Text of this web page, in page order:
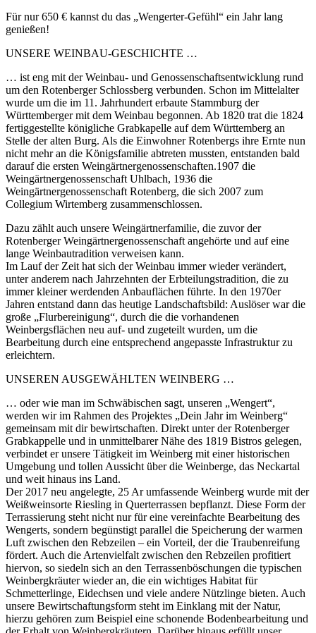
Für nur 650 € kannst du das „Wengerter-Gefühl“ ein Jahr lang
genießen!
UNSERE WEINBAU-GESCHICHTE …
… ist eng mit der Weinbau- und Genossenschaftsentwicklung rund
um den Rotenberger Schlossberg verbunden. Schon im Mittelalter
wurde um die im 11. Jahrhundert erbaute Stammburg der
Württemberger mit dem Weinbau begonnen. Ab 1820 trat die 1824
fertiggestellte königliche Grabkapelle auf dem Württemberg an
Stelle der alten Burg. Als die Einwohner Rotenbergs ihre Ernte nun
nicht mehr an die Königsfamilie abtreten mussten, entstanden bald
darauf die ersten Weingärtnergenossenschaften.1907 die
Weingärtnergenossenschaft Uhlbach, 1936 die
Weingärtnergenossenschaft Rotenberg, die sich 2007 zum
Collegium Wirtemberg zusammenschlossen.
Dazu zählt auch unsere Weingärtnerfamilie, die zuvor der
Rotenberger Weingärtnergenossenschaft angehörte und auf eine
lange Weinbautradition verweisen kann.
Im Lauf der Zeit hat sich der Weinbau immer wieder verändert,
unter anderem nach Jahrzehnten der Erbteilungstradition, die zu
immer kleiner werdenden Anbauflächen führte. In den 1970er
Jahren entstand dann das heutige Landschaftsbild: Auslöser war die
große „Flurbereinigung“, durch die die vorhandenen
Weinbergsflächen neu auf- und zugeteilt wurden, um die
Bearbeitung durch eine entsprechend angepasste Infrastruktur zu
erleichtern.
UNSEREN AUSGEWÄHLTEN WEINBERG …
… oder wie man im Schwäbischen sagt, unseren „Wengert“,
werden wir im Rahmen des Projektes „Dein Jahr im Weinberg“
gemeinsam mit dir bewirtschaften. Direkt unter der Rotenberger
Grabkappelle und in unmittelbarer Nähe des 1819 Bistros gelegen,
verbindet er unsere Tätigkeit im Weinberg mit einer historischen
Umgebung und tollen Aussicht über die Weinberge, das Neckartal
und weit hinaus ins Land.
Der 2017 neu angelegte, 25 Ar umfassende Weinberg wurde mit der
Weißweinsorte Riesling in Querterrassen bepflanzt. Diese Form der
Terrassierung steht nicht nur für eine vereinfachte Bearbeitung des
Wengerts, sondern begünstigt parallel die Speicherung der warmen
Luft zwischen den Rebzeilen – ein Vorteil, der die Traubenreifung
fördert. Auch die Artenvielfalt zwischen den Rebzeilen profitiert
hiervon, so siedeln sich an den Terrassenböschungen die typischen
Weinbergkräuter wieder an, die ein wichtiges Habitat für
Schmetterlinge, Eidechsen und viele andere Nützlinge bieten. Auch
unsere Bewirtschaftungsform steht im Einklang mit der Natur,
hierzu gehören zum Beispiel eine schonende Bodenbearbeitung und